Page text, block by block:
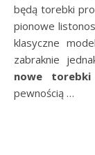
będą torebki
pionowe
klasyczne
zabraknie
nowe torebki
pewnością …